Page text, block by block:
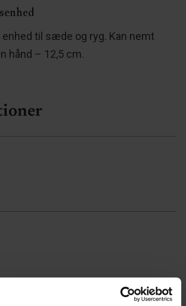
til sæde og ryg. Kan nemt
hånd – 12,5 cm.